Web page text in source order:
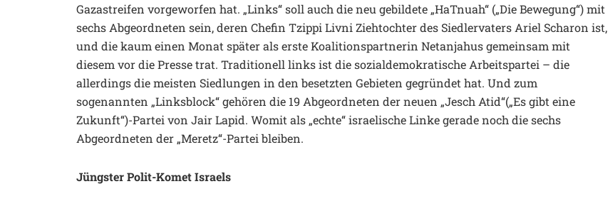
Gazastreifen vorgeworfen hat. „Links“ soll auch die neu gebildete „HaTnuah“ („Die Bewegung“) mit
sechs Abgeordneten sein, deren Chefin Tzippi Livni Ziehtochter des Siedlervaters Ariel Scharon ist,
und die kaum einen Monat später als erste Koalitionspartnerin Netanjahus gemeinsam mit
diesem vor die Presse trat. Traditionell links ist die sozialdemokratische Arbeitspartei – die
allerdings die meisten Siedlungen in den besetzten Gebieten gegründet hat. Und zum
sogenannten „Linksblock“ gehören die 19 Abgeordneten der neuen „Jesch Atid“(„Es gibt eine
Zukunft“)-Partei von Jair Lapid. Womit als „echte“ israelische Linke gerade noch die sechs
Abgeordneten der „Meretz“-Partei bleiben.
Jüngster Polit-Komet Israels